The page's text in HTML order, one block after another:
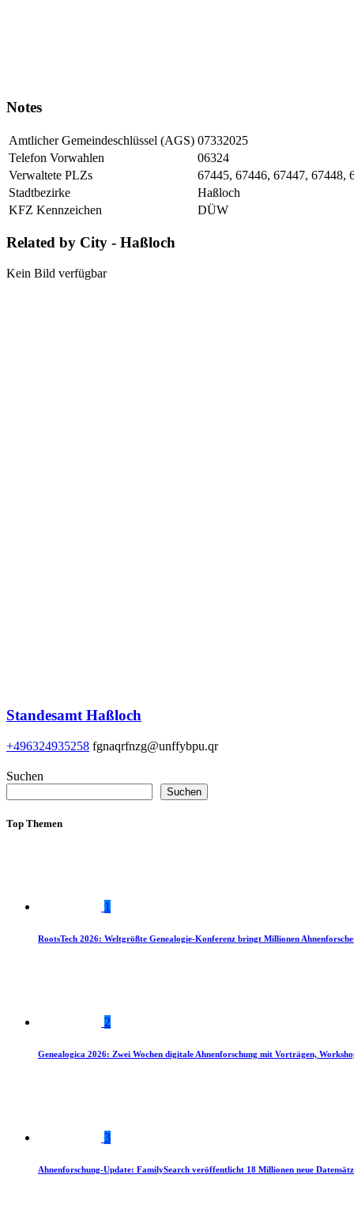
Notes
Amtlicher Gemeindeschlüssel (AGS) 07332025
Telefon Vorwahlen
06324
Verwaltete PLZs
67445, 67446, 67447, 67448,
Stadtbezirke
Haßloch
KFZ Kennzeichen
DÜW
Related by City - Haßloch
Kein Bild verfügbar
Standesamt Haßloch
+496324935258 fgnaqrfnzg@unffybpu.qr
Suchen
Suchen
Top Themen
1
RootsTech 2026: Weltgrößte Genealogie-Konferenz bringt Millionen
2
Genealogica 2026: Zwei Wochen digitale Ahnenforschung mit Vorträgen,
3
Ahnenforschung-Update: FamilySearch veröffentlicht 18 Millionen neue